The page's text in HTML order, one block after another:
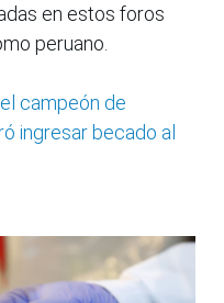
en estos foros
peruano.
campeón de
ingresar becado al